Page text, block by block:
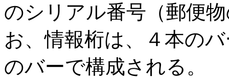
のシリアル番号（郵便
お、情報桁は、４本の
のバーで構成される。